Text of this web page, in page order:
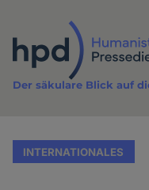
Inhalt
Der säkulare Blick auf
INTERNATIONALES